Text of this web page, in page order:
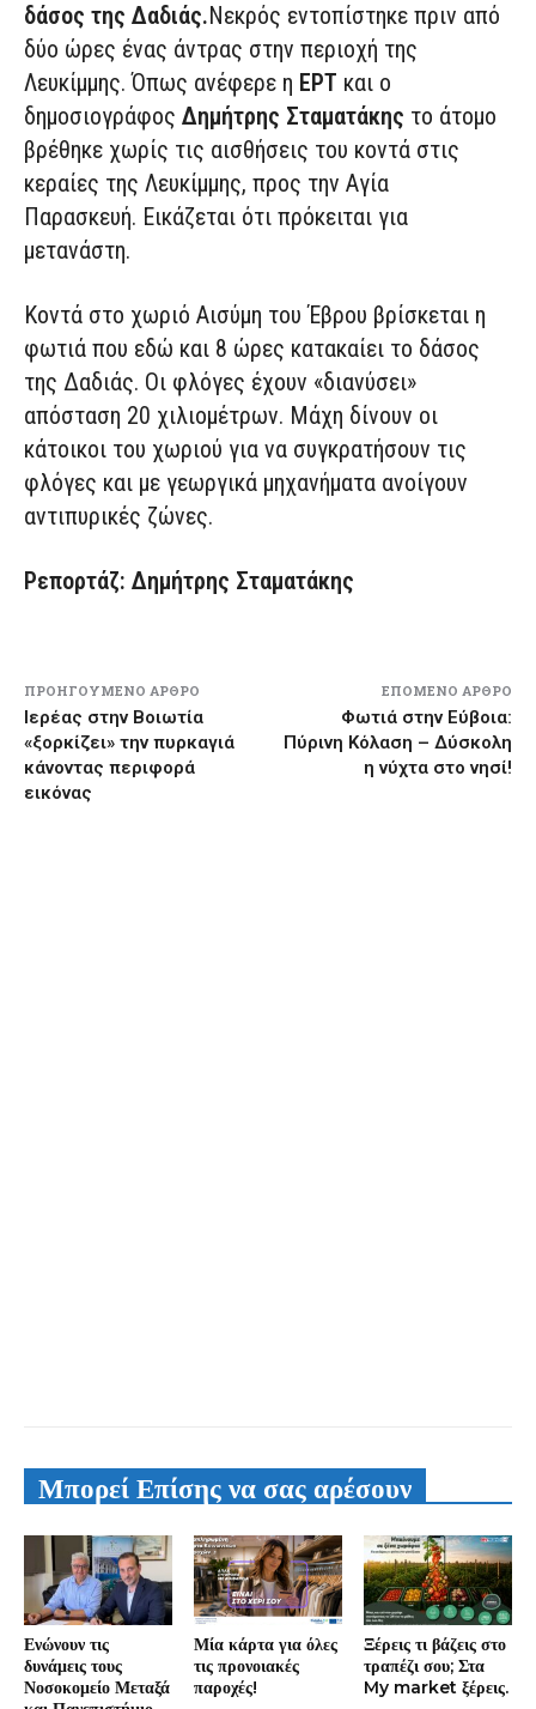
δάσος της Δαδιάς.Νεκρός εντοπίστηκε πριν από
δύο ώρες ένας άντρας στην περιοχή της
Λευκίμμης. Όπως ανέφερε η ΕΡΤ και ο
δημοσιογράφος Δημήτρης Σταματάκης το άτομο
βρέθηκε χωρίς τις αισθήσεις του κοντά στις
κεραίες της Λευκίμμης, προς την Αγία
Παρασκευή. Εικάζεται ότι πρόκειται για
μετανάστη.
Κοντά στο χωριό Αισύμη του Έβρου βρίσκεται η
φωτιά που εδώ και 8 ώρες κατακαίει το δάσος
της Δαδιάς. Οι φλόγες έχουν «διανύσει»
απόσταση 20 χιλιομέτρων. Μάχη δίνουν οι
κάτοικοι του χωριού για να συγκρατήσουν τις
φλόγες και με γεωργικά μηχανήματα ανοίγουν
αντιπυρικές ζώνες.
Ρεπορτάζ: Δημήτρης Σταματάκης
ΠΡΟΗΓΟΎΜΕΝΟ ΆΡΘΡΟ
Ιερέας στην Βοιωτία
«ξορκίζει» την πυρκαγιά
κάνοντας περιφορά
εικόνας
ΕΠΌΜΕΝΟ ΆΡΘΡΟ
Φωτιά στην Εύβοια:
Πύρινη Κόλαση – Δύσκολη
η νύχτα στο νησί!
Μπορεί Επίσης να σας αρέσουν
Ενώνουν τις
δυνάμεις τους
Νοσοκομείο Μεταξά
Μία κάρτα για όλες
τις προνοιακές
παροχές!
Ξέρεις τι βάζεις στο
τραπέζι σου; Στα
My market ξέρεις.